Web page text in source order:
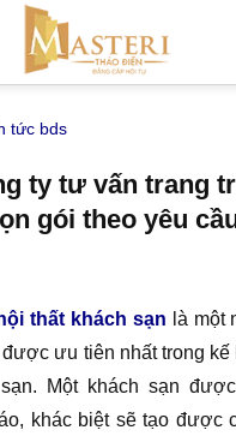
tức bds
ty tư vấn trang
gói theo yêu
thất khách sạn là một
được ưu tiên nhất trong
Một khách sạn
khác biệt sẽ tạo được